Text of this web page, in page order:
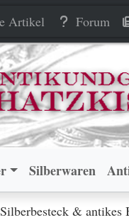
Artikel Forum
Silberwaren
Silberbesteck & antikes